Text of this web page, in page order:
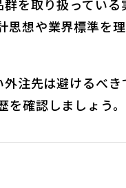
取り扱っている
想や業界標準を
注先は避けるべき
確認しましょう。